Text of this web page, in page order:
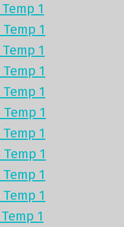
1
1
1
1
1
1
1
1
1
1
1